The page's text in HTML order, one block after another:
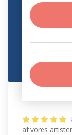
af vores artister